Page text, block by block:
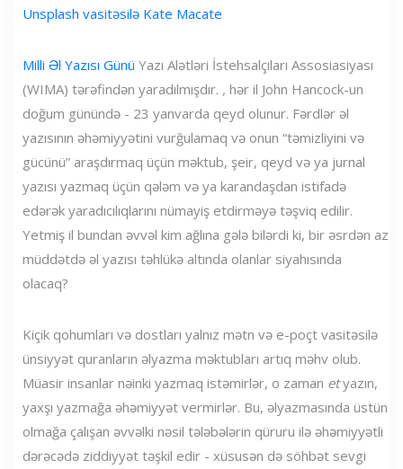
Unsplash vasitəsilə Kate Macate
Milli Əl Yazısı Günü Yazı Alətləri İstehsalçıları Assosiasiyası
(WIMA) tərəfindən yaradılmışdır. , hər il John Hancock-un
doğum günündə - 23 yanvarda qeyd olunur. Fərdlər əl
yazısının əhəmiyyətini vurğulamaq və onun “təmizliyini və
gücünü” araşdırmaq üçün məktub, şeir, qeyd və ya jurnal
yazısı yazmaq üçün qələm və ya karandaşdan istifadə
edərək yaradıcılıqlarını nümayiş etdirməyə təşviq edilir.
Yetmiş il bundan əvvəl kim ağlına gələ bilərdi ki, bir əsrdən az
müddətdə əl yazısı təhlükə altında olanlar siyahısında
olacaq?
Kiçik qohumları və dostları yalnız mətn və e-poçt vasitəsilə
ünsiyyət quranların əlyazma məktubları artıq məhv olub.
Müasir insanlar nəinki yazmaq istəmirlər, o zaman etyazın,
yaxşı yazmağa əhəmiyyət vermirlər. Bu, əlyazmasında üstün
olmağa çalışan əvvəlki nəsil tələbələrin qüruru ilə əhəmiyyətli
dərəcədə ziddiyyət təşkil edir - xüsusən də söhbət sevgi